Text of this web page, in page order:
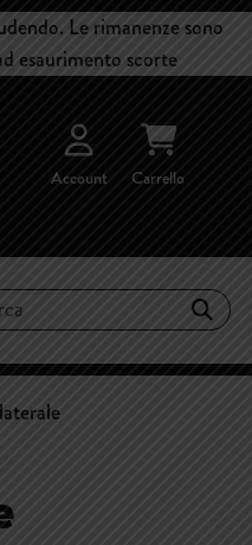
Le rimanenze sono
esaurimento scorte
Account Carrello